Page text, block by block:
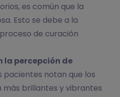
es común que la
Esto se debe a la
de curación
la percepción de
pacientes notan que los
brillantes y vibrantes